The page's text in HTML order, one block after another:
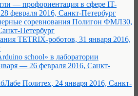
— профориентация в сфере IT-
февраля 2016, Санкт-Петербург
соревнования Полигон ФМЛ30,
Петербург
TETRIX-роботов, 31 января 2016,
school» в лаборатории
— 26 февраля 2016, Санкт-
Политех, 24 января 2016, Санкт-